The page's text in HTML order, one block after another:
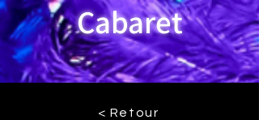
Cabaret
< Retour